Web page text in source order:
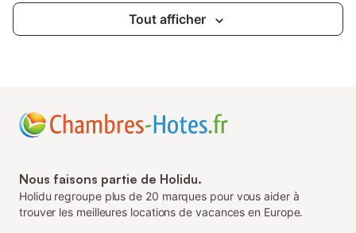
Tout afficher
Nous faisons partie de Holidu.
Holidu regroupe plus de 20 marques pour vous aider à
trouver les meilleures locations de vacances en Europe.